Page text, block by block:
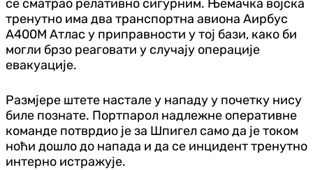
се сматрао релативно сигурним. Њемачка војска
тренутно има два транспортна авиона Аирбус
А400М Атлас у приправности у тој бази, како би
могли брзо реаговати у случају операције
евакуације.
Размјере штете настале у нападу у почетку нису
биле познате. Портпарол надлежне оперативне
команде потврдио је за Шпигел само да је током
ноћи дошло до напада и да се инцидент тренутно
интерно истражује.